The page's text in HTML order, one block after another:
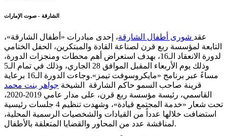
الشارقة - صوت الإمارات
عقد شورى أطفال الشارقة، إحدى مبادرات «أطفال الشارقة»،
التابعة لمؤسسة ربع قرن لصناعة القادة والمبتكرين، الحفل الختامي
لدورة الانعقاد الـ16، بهدف استعراض أهم محطات ومنجزات الدورة،
وذلك يوم الأربعاء المقبل الموافق 28 الجاري، وذلك في تمام الـ5
مساءً عبر برنامج «مايكروسوفت تيمز».وجاءت الدورة الـ16 برعاية
قرينة صاحب السمو حاكم الشارقة الشيخة جواهر بنت محمد
القاسمي، رئيسة مؤسسة ربع قرن، على مدار عامي 2019-2020،
تحت شعار «خدمة المجتمع قيادة»، وشهدت تنظيم 4 جلسات رئيسية
استضافت خلالها عدداً من القيادات والشخصيات الرسمية المحلية،
لمناقشة عدد من المحاور والقضايا المتعلقة بالأطفال.